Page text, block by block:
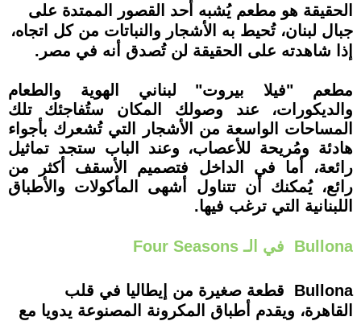
الحقيقة هو مطعم يُشبه أحد القصور الممتدة على
جبال لبنان، تُحيط به الأشجار والنباتات من كل اتجاه،
إذا شاهدته على الحقيقة لن تُصدق أنه في مصر.
مطعم "فيلا بيروت" لبناني الهوية والطعام
والديكورات، عند وصولك المكان ستُفاجئك تلك
المساحات الواسعة من الأشجار التي تُشعرك بأجواء
هادئة ومُريحة للأعصاب، وعند الباب ستجد تماثيل
رائعة، أما في الداخل فتصميم الأسقف أكثر من
رائع، يُمكنك أن تتناول أشهى المأكولات والأطباق
اللبنانية التي ترغب فيها.
Bullona في الـ Four Seasons
Bullona قطعة صغيرة من إيطاليا في قلب
القاهرة، ويقدم أطباق المكرونة المصنوعة يدويا مع